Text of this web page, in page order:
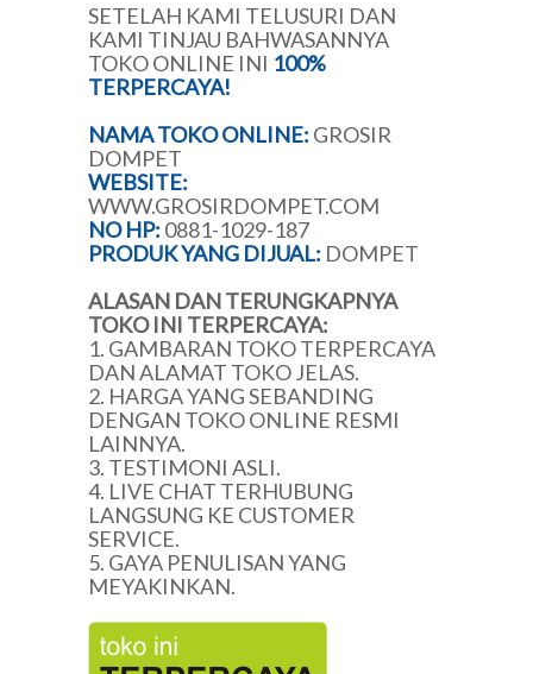
SETELAH KAMI TELUSURI DAN
KAMI TINJAU BAHWASANNYA
TOKO ONLINE INI 100%
TERPERCAYA!
NAMA TOKO ONLINE: GROSIR
DOMPET
WEBSITE:
WWW.GROSIRDOMPET.COM
NOHP: 0881-1029-187
PRODUK YANG DIJUAL: DOMPET
ALASAN DAN TERUNGKAPNYA
TOKO INI TERPERCAYA:
1. GAMBARAN TOKO TERPERCAYA
DAN ALAMAT TOKO JELAS.
2. HARGA YANG SEBANDING
DENGAN TOKO ONLINE RESMI
LAINNYA.
3. TESTIMONI ASLI.
4. LIVE CHAT TERHUBUNG
LANGSUNG KE CUSTOMER
SERVICE.
5. GAYA PENULISAN YANG
MEYAKINKAN.